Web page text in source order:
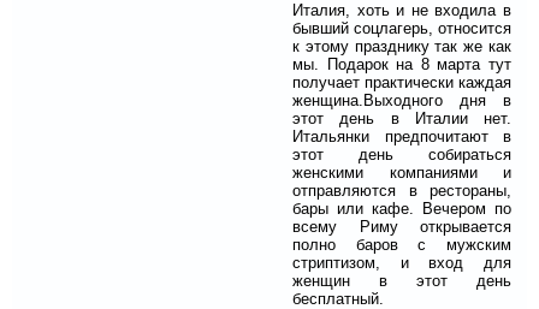
Италия, хоть и не входила в
бывший соцлагерь, относится
к этому празднику так же как
мы. Подарок на 8 марта тут
получает практически каждая
женщина. Выходного дня в
этот день в Италии нет.
Итальянки предпочитают в
этот день собираться
женскими компаниями и
отправляются в рестораны,
бары или кафе. Вечером по
всему Риму открывается
полно баров с мужским
стриптизом, и вход для
женщин в этот день
бесплатный.